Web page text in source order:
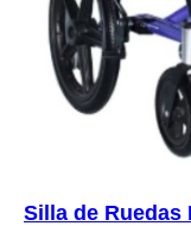
Silla de Ruedas